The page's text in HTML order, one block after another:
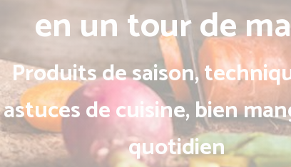
en un tour de
Produits de saison,
astuces de cuisine, bien
quotidien